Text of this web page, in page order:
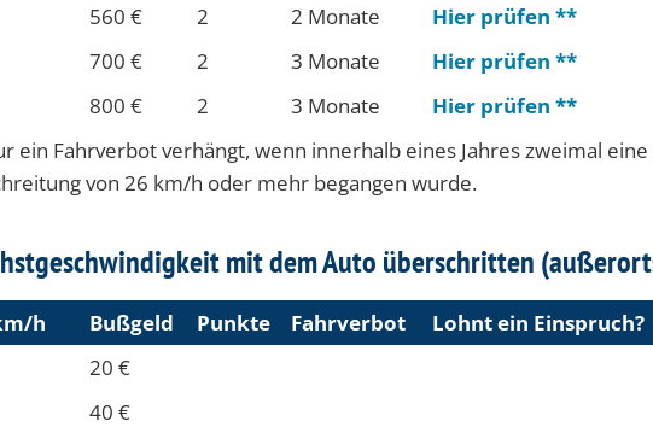
560 € 2 2 Mo­nate
Hier prüfen **
700 € 2 3 Mo­nate
Hier prüfen **
800 € 2 3 Mo­nate
Hier prüfen **
ein Fahrverbot verhängt, wenn innerhalb eines Jahres zweimal eine
von 26 km/h oder mehr begangen wurde.
mit dem Auto überschritten
h Buß­geld Punk­te Fahr­ver­bot
Lohnt ein Einspruch?
20 €
40 €